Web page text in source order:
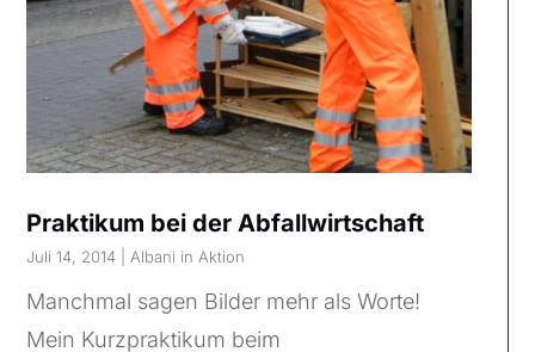
Praktikum bei der Abfallwirtschaft
Juli 14, 2014 |Albani in Aktion
Manchmal sagen Bilder mehr als Worte!
Mein Kurzpraktikum beim